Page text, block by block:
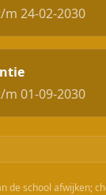
m 24-02-2030
m 01-09-2030
de school afwijken;